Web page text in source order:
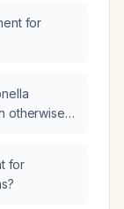
for
otherwise
for